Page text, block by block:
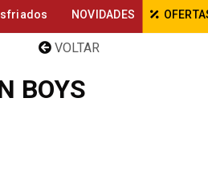
NOVIDADES
VOLTAR
BOYS